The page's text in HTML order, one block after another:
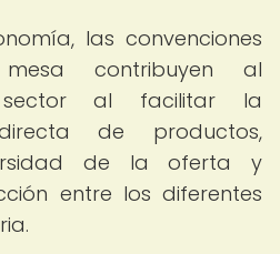
las convenciones
contribuyen al
sector al facilitar la
de productos,
de la oferta y
entre los diferentes